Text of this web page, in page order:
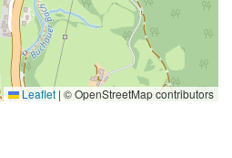
Leaflet | © OpenStreetMap contributors